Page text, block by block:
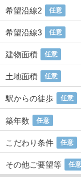
希望沿線2 任意
希望沿線3 任意
建物面積 任意
土地面積 任意
駅からの徒歩 任意
築年数 任意
こだわり条件 任意
その他ご要望等 任意